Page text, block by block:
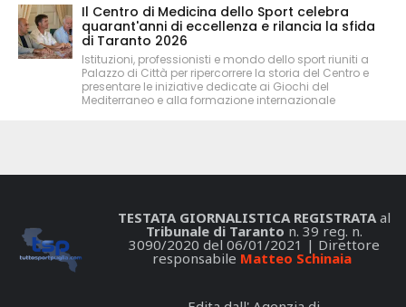
Il Centro di Medicina dello Sport celebra
quarant'anni di eccellenza e rilancia la sfida
di Taranto 2026
Istituzioni, professionisti e mondo dello sport riuniti a
Palazzo di Città per ripercorrere la storia del Centro e
presentare le iniziative dedicate ai Giochi del
Mediterraneo e alla formazione internazionale
TESTATA GIORNALISTICA REGISTRATAal
Tribunale di Taranto n. 39 reg. n.
3090/2020 del 06/01/2021 | Direttore
responsabile Matteo Schinaia